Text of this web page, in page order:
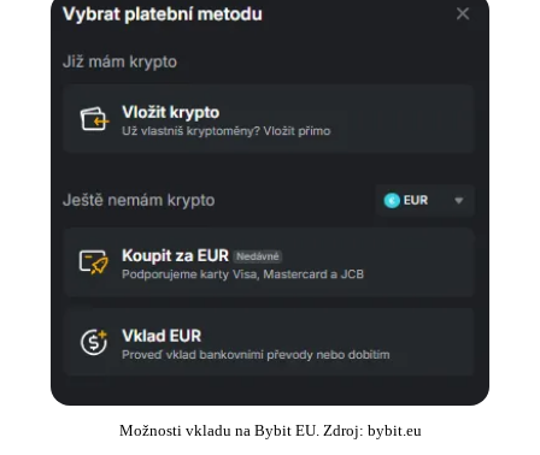
Možnosti vkladu na Bybit EU. Zdroj: bybit.eu